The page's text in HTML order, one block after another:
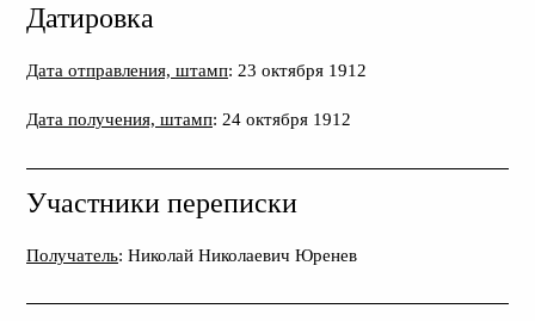
Датировка
Дата отправления, штамп: 23 октября 1912
Дата получения, штамп: 24 октября 1912
Участники переписки
Получатель: Николай Николаевич Юренев